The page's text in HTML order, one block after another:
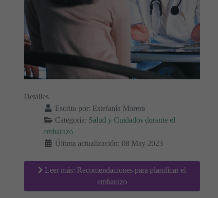
Detalles
Escrito por: Estefanía Morera
Categoría: Salud y Cuidados durante el
embarazo
Última actualización: 08 May 2023
Leer más: Recomendaciones para planificar el
embarazo